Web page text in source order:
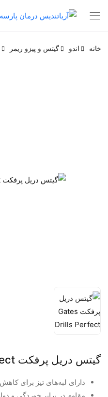
خانه اندو گیتس و پیزو ریمر
گیتس دریل پرفکت Gates Drills Perfect
دارای لبه‌های تیز برای